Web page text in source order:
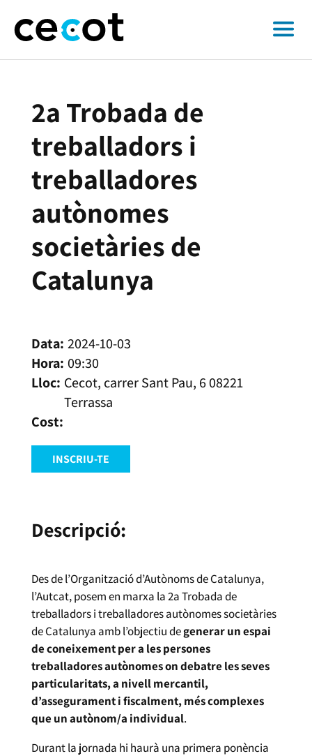
2a Trobada de
treballadors i
treballadores
autònomes
societàries de
Catalunya
2024-10-03
09:30
Cecot, carrer Sant Pau, 6 08221
Terrassa
INSCRIU-TE
Descripció:
Des de l’Organització d’Autònoms de Catalunya,
l’Autcat, posem en marxa la 2a Trobada de
treballadors i treballadores autònomes societàries
de Catalunya amb l’objectiu degenerar un espai
de coneixement per a les persones
treballadores autònomes on debatre les seves
particularitats, a nivell mercantil,
d’assegurament i fiscalment, més complexes
que un autònom/a individual.
Durant la jornada hi haurà una primera ponència